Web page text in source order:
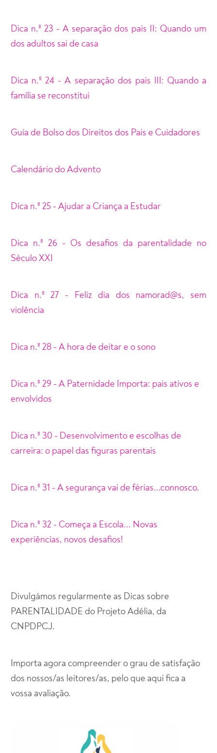
Dica n.º 23 - A separação dos pais II: Quando um
dos adultos sai de casa
Dica n.º 24 - A separação dos pais III: Quando a
família se reconstitui
Guia de Bolso dos Direitos dos Pais e Cuidadores
Calendário do Advento
Dica n.º 25 - Ajudar a Criança a Estudar
Dica n.º 26 - Os desafios da parentalidade no
Século XXI
Dica n.º 27 - Feliz dia dos namorad@s, sem
violência
Dica n.º 28 - A hora de deitar e o sono
Dica n.º 29 - A Paternidade Importa: pais ativos e
envolvidos
Dica n.º 30 - Desenvolvimento e escolhas de
carreira: o papel das figuras parentais
Dica n.º 31 -A segurança vai de férias...connosco.
Dica n.º 32 - Começa a Escola... Novas
experiências, novos desafios!
Divulgámos regularmente as Dicas sobre
PARENTALIDADE do Projeto Adélia, da
CNPDPCJ.
Importa agora compreender o grau de satisfação
dos nossos/as leitores/as, pelo que aqui fica a
vossa avaliação.